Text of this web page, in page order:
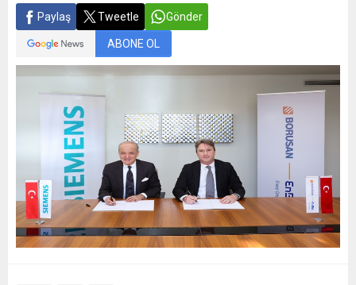
Paylaş Tweetle Gönder
ABONE OL